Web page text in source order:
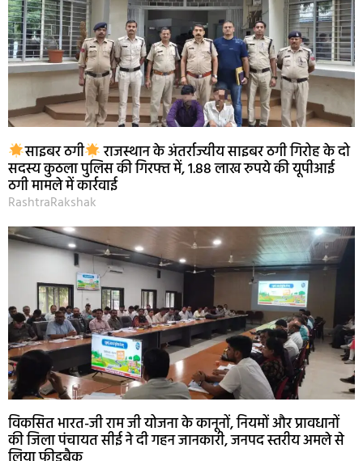
साइबर ठगी राजस्थान के अंतर्राज्यीय साइबर ठगी गिरोह के दो
सदस्य कुठला पुलिस की गिरफ्त में, 1.88 लाख रुपये की यूपीआई
ठगी मामले में कार्रवाई
RashtraRakshak
विकसित भारत-जी राम जी योजना के कानूनों, नियमों और प्रावधानों
की जिला पंचायत सीई ने दी गहन जानकारी, जनपद स्तरीय अमले से